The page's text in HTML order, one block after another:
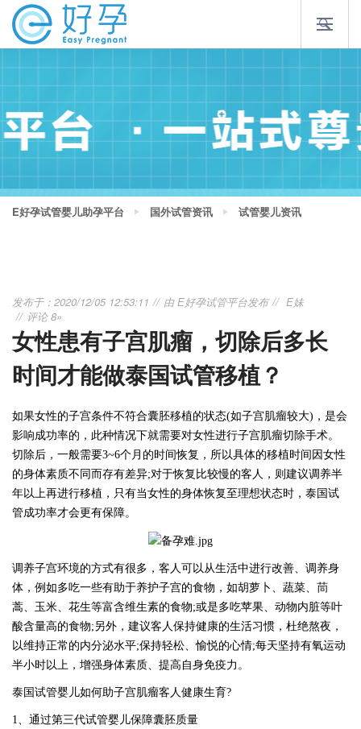
E好孕试管婴儿助孕平台 国外试管资讯 试管婴儿资讯
发布于：2020/12/05 12:53:11 由E好孕试管平台发布
E妹
评论 8»
女性患有子宫肌瘤，切除后多长
时间才能做泰国试管移植？
如果女性的子宫条件不符合囊胚移植的状态(如子宫肌瘤较大)，是会
影响成功率的，此种情况下就需要对女性进行子宫肌瘤切除手术。
切除后，一般需要3~6个月的时间恢复，所以具体的移植时间因女性
的身体素质不同而存有差异;对于恢复比较慢的客人，则建议调养半
年以上再进行移植，只有当女性的身体恢复至理想状态时，泰国试
管成功率才会更有保障。
调养子宫环境的方式有很多，客人可以从生活中进行改善、调养身
体，例如多吃一些有助于养护子宫的食物，如胡萝卜、蔬菜、茼
蒿、玉米、花生等富含维生素的食物;或是多吃苹果、动物内脏等叶
酸含量高的食物;另外，建议客人保持健康的生活习惯，杜绝熬夜，
以维持正常的内分泌水平;保持轻松、愉悦的心情;每天坚持有氧运动
半小时以上，增强身体素质、提高自身免疫力。
泰国试管婴儿如何助子宫肌瘤客人健康生育?
1、通过第三代试管婴儿保障囊胚质量